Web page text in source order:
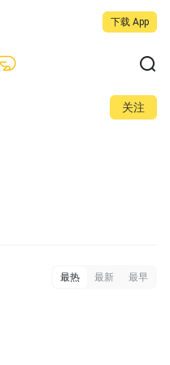
下载 App
关注
最热 最新 最早